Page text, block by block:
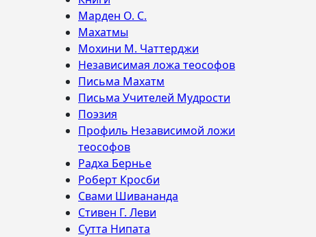
Марден О. С.
Махатмы
Мохини М. Чаттерджи
Независимая ложа теософов
Письма Махатм
Письма Учителей Мудрости
Поэзия
Профиль Независимой ложи
теософов
Радха Бернье
Роберт Кросби
Свами Шивананда
Стивен Г. Леви
Сутта Нипата